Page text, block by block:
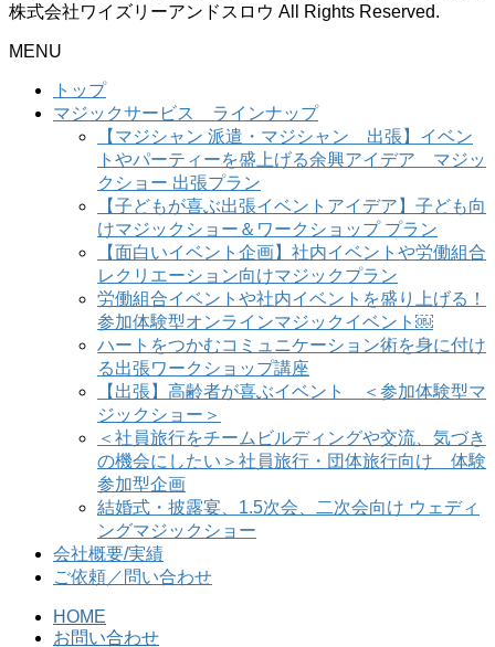
株式会社ワイズリーアンドスロウ All Rights Reserved.
MENU
トップ
マジックサービス ラインナップ
【マジシャン 派遣・マジシャン 出張】イベン
トやパーティーを盛上げる余興アイデア マジッ
クショー 出張プラン
【子どもが喜ぶ出張イベントアイデア】子ども向
けマジックショー＆ワークショップ プラン
【面白いイベント企画】社内イベントや労働組合
レクリエーション向けマジックプラン
労働組合イベントや社内イベントを盛り上げる！
参加体験型オンラインマジックイベント￼
ハートをつかむコミュニケーション術を身に付け
る出張ワークショップ講座
【出張】高齢者が喜ぶイベント ＜参加体験型マ
ジックショー＞
＜社員旅行をチームビルディングや交流、気づき
の機会にしたい＞社員旅行・団体旅行向け 体験
参加型企画
結婚式・披露宴、1.5次会、二次会向け ウェディ
ングマジックショー
会社概要/実績
ご依頼／問い合わせ
HOME
お問い合わせ